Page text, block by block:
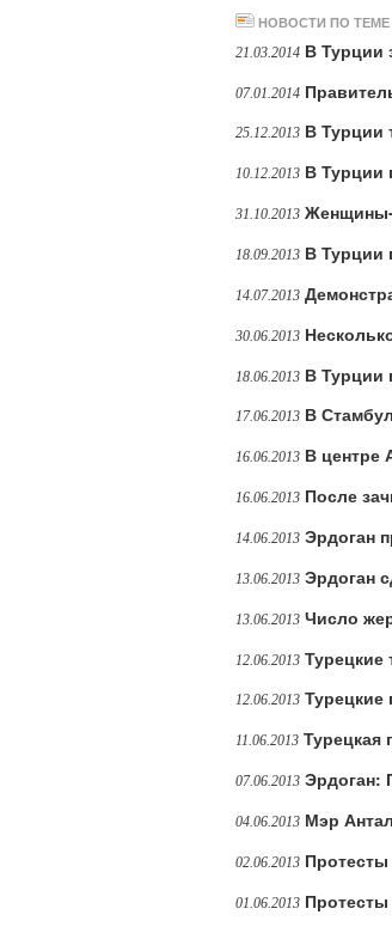
НОВОСТИ ПО ТЕМЕ
21.03.2014 В Турции
07.01.2014
25.12.2013 В Турции
10.12.2013 В Турции
31.10.2013 Женщины-
18.09.2013 В Турции
14.07.2013
30.06.2013
18.06.2013 В Турции
17.06.2013 В
16.06.2013 В центре
16.06.2013 После
14.06.2013 Эрдоган
13.06.2013 Эрдоган
13.06.2013 Число
12.06.2013
12.06.2013 Турецкие
11.06.2013
07.06.2013 Эрдоган:
04.06.2013 Мэр
02.06.2013
01.06.2013